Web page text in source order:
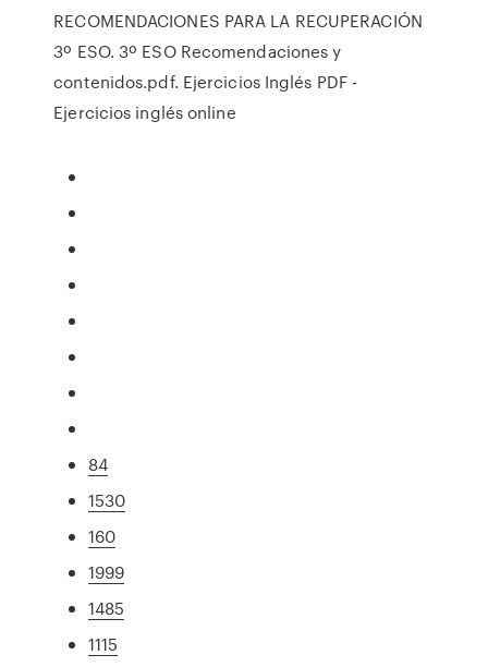
RECOMENDACIONES PARA LA RECUPERACIÓN
3º ESO. 3º ESO Recomendaciones y
contenidos.pdf. Ejercicios Inglés PDF -
Ejercicios inglés online
84
1530
160
1999
1485
1115